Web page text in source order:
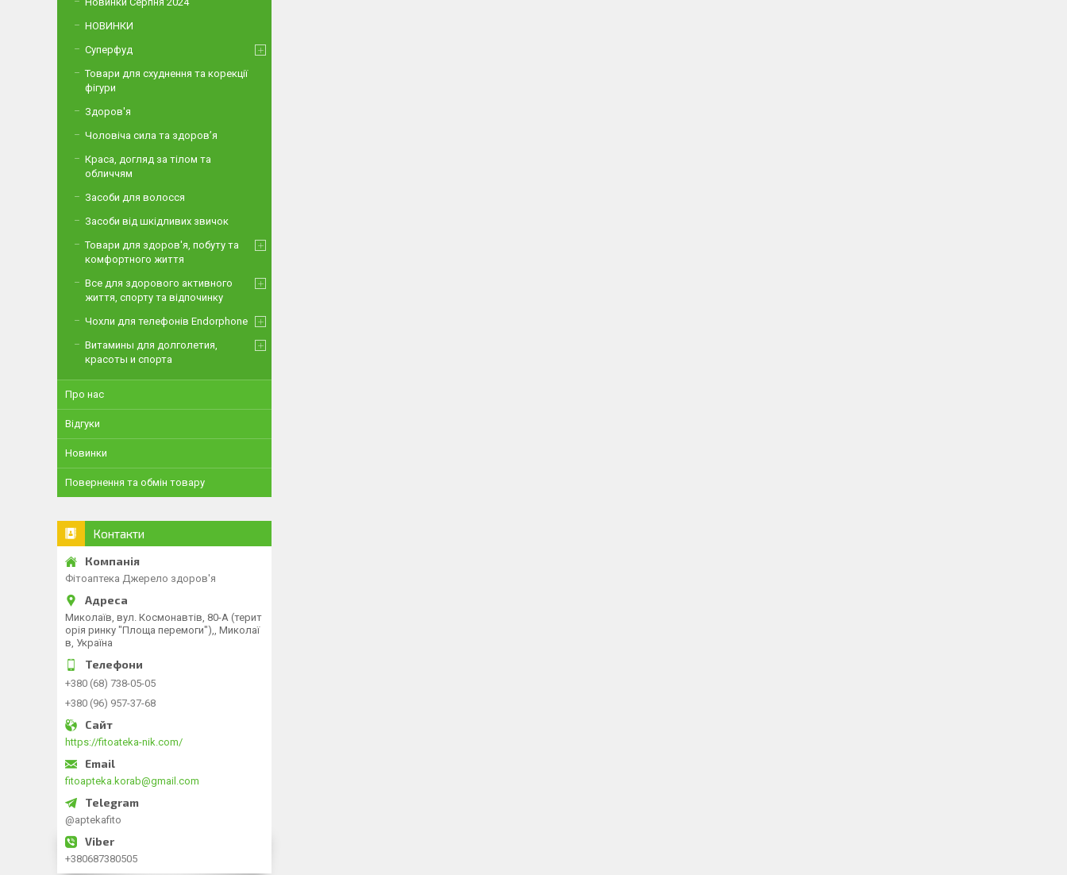
НОВИНКИ
Суперфуд
Товари для схуднення та корекції
фігури
Здоров'я
Чоловіча сила та здоров’я
Краса, догляд за тілом та
обличчям
Засоби для волосся
Засоби від шкідливих звичок
Товари для здоров'я, побуту та
комфортного життя
Все для здорового активного
життя, спорту та відпочинку
Чохли для телефонів Endorphone
Витамины для долголетия,
красоты и спорта
Про нас
Відгуки
Новинки
Повернення та обмін товару
Контакти
Фітоаптека Джерело здоров'я
Миколаїв, вул. Космонавтів, 80-А (терит
орія ринку "Площа перемоги"),, Миколаї
в, Україна
+380 (68) 738-05-05
+380 (96) 957-37-68
https://fitoateka-nik.com/
fitoapteka.korab@gmail.com
@aptekafito
+380687380505